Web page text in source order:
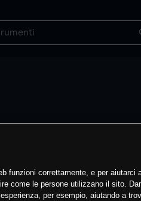
funzioni correttamente, e per aiutarci
come le persone utilizzano il sito.
per esempio, aiutando a